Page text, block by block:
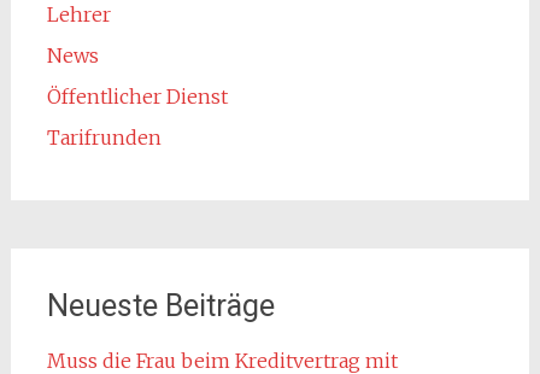
Lehrer
News
Öffentlicher Dienst
Tarifrunden
Neueste Beiträge
Muss die Frau beim Kreditvertrag mit